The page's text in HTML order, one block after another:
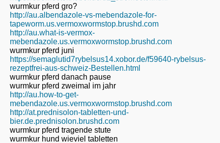
wurmkur pferd gro?
http://au.albendazole-vs-mebendazole-for-
tapeworm.us.vermoxwormstop.brushd.com
http://au.what-is-vermox-
mebendazole.us.vermoxwormstop.brushd.com
wurmkur pferd juni
https://semaglutid7rybelsus14.xobor.de/f59640-rybelsus-
rezeptfrei-aus-schweiz-Bestellen.html
wurmkur pferd danach pause
wurmkur pferd zweimal im jahr
http://au.how-to-get-
mebendazole.us.vermoxwormstop.brushd.com
http://at.prednisolon-tabletten-und-
bier.de.prednisolon.brushd.com
wurmkur pferd tragende stute
wurmkur hund wieviel tabletten